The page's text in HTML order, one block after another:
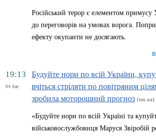
Російський терор є елементом примусу
до переговорів на умовах ворога.
ефекту окупанти не досягають.
19:13
04 Авг
Будуйте нори по всій України,
вчіться стріляти по повітряним
зробила моторошний прогноз (tsn.ua)
«Будуйте нори по всій Україні та
військовослужбовиця Маруся Звіробій